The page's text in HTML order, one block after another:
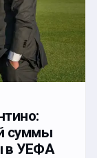
суммы
в УЕФА